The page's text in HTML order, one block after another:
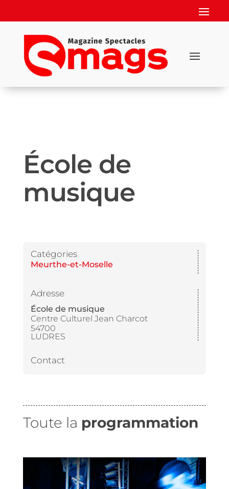
École de
musique
Catégories
Meurthe-et-Moselle
Adresse
École de musique
Centre Culturel Jean Charcot
54700
LUDRES
Contact
Toute la programmation